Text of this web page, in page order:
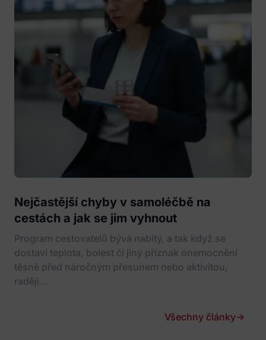
Nejčastější chyby v samoléčbě na
cestách a jak se jim vyhnout
Program cestovatelů bývá nabitý, a tak když se
dostaví teplota, bolest či jiný příznak onemocnění
těsně před náročným přesunem nebo aktivitou,
raději...
Všechny články→